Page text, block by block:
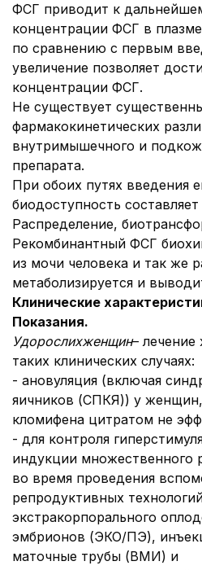
ФСГ приводит к
концентрации ФСГ в
по сравнению с первым
увеличение позволяет
концентрации ФСГ.
Не существует
фармакокинетических
внутримышечного и
препарата.
При обоих путях введения
биодоступность
Распределение,
Рекомбинантный ФСГ
из мочи человека и так же
метаболизируется и
Клинические
Показания.
Удорослихженщин– лечение
таких клинических случаях:
- ановуляция (включая
яичников (СПКЯ)) у
кломифена цитратом не
- для контроля
индукции множественного
во время проведения
репродуктивных
экстракорпорального
эмбрионов (ЭКО/ПЭ),
маточные трубы (ВМИ) и